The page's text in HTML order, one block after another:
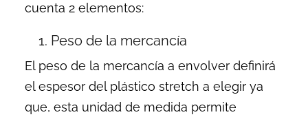
cuenta 2 elementos:
1. Peso de la mercancía
El peso de la mercancía a envolver definirá
el espesor delplástico stretch a elegir ya
que, esta unidad de medida permite